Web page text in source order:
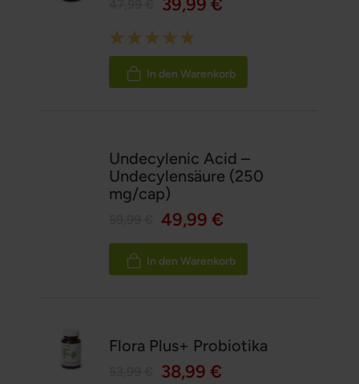
39,99 €
Rating:
100%
In den Warenkorb
Undecylenic Acid –
Undecylensäure (250
mg/cap)
49,99 €
In den Warenkorb
Flora Plus+ Probiotika
38,99 €